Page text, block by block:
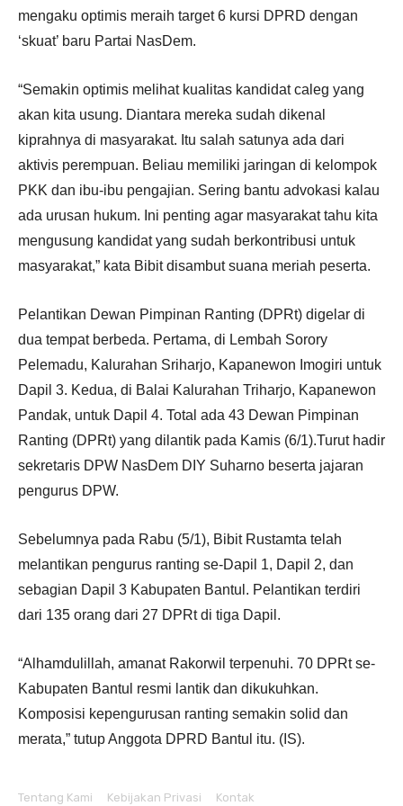
mengaku optimis meraih target 6 kursi DPRD dengan
‘skuat’ baru Partai NasDem.
“Semakin optimis melihat kualitas kandidat caleg yang
akan kita usung. Diantara mereka sudah dikenal
kiprahnya di masyarakat. Itu salah satunya ada dari
aktivis perempuan. Beliau memiliki jaringan di kelompok
PKK dan ibu-ibu pengajian. Sering bantu advokasi kalau
ada urusan hukum. Ini penting agar masyarakat tahu kita
mengusung kandidat yang sudah berkontribusi untuk
masyarakat,” kata Bibit disambut suana meriah peserta.
Pelantikan Dewan Pimpinan Ranting (DPRt) digelar di
dua tempat berbeda. Pertama, di Lembah Sorory
Pelemadu, Kalurahan Sriharjo, Kapanewon Imogiri untuk
Dapil 3. Kedua, di Balai Kalurahan Triharjo, Kapanewon
Pandak, untuk Dapil 4. Total ada 43 Dewan Pimpinan
Ranting (DPRt) yang dilantik pada Kamis (6/1).Turut hadir
sekretaris DPW NasDem DIY Suharno beserta jajaran
pengurus DPW.
Sebelumnya pada Rabu (5/1), Bibit Rustamta telah
melantikan pengurus ranting se-Dapil 1, Dapil 2, dan
sebagian Dapil 3 Kabupaten Bantul. Pelantikan terdiri
dari 135 orang dari 27 DPRt di tiga Dapil.
“Alhamdulillah, amanat Rakorwil terpenuhi. 70 DPRt se-
Kabupaten Bantul resmi lantik dan dikukuhkan.
Komposisi kepengurusan ranting semakin solid dan
merata,” tutup Anggota DPRD Bantul itu. (IS).
Tentang Kami Kebijakan Privasi
Kontak